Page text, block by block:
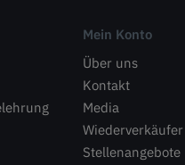
Mein Konto
Über uns
Kontakt
Media
Wiederverkäufer
Stellenangebote